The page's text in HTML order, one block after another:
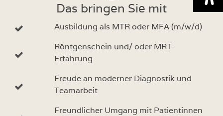
Das bringen Sie mit
Ausbildung als MTR oder MFA (m/w/d)
Röntgenschein und/ oder MRT-
Erfahrung
Freude an moderner Diagnostik und
Teamarbeit
Freundlicher Umgang mit Patientinnen